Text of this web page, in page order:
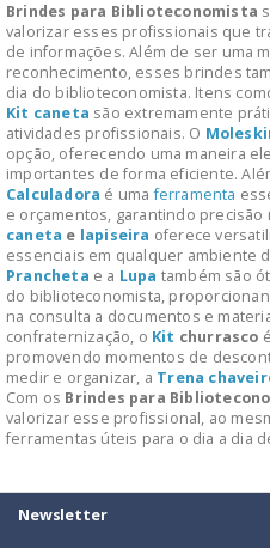
Brindes para Biblioteconomista
valorizar esses profissionais que
de informações. Além de ser uma
reconhecimento, esses brindes
dia do biblioteconomista. Itens
Kit caneta são extremamente
atividades profissionais. O
opção, oferecendo uma maneira
importantes de forma eficiente.
Calculadora é umaferramenta
e orçamentos, garantindo precisão
caneta e lapiseira oferece
essenciais em qualquer ambiente
Prancheta e a Lupa também são
do biblioteconomista,
na consulta a documentos e
confraternização, o Kit churrasco
promovendo momentos de
medir e organizar, a Trena
Com os Brindes para
valorizar esse profissional, ao
ferramentas úteis para o dia a dia
Newsletter